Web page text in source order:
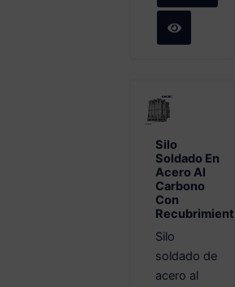
Silo
Soldado En
Acero Al
Carbono
Con
Recubrimiento
Silo
soldado de
acero al